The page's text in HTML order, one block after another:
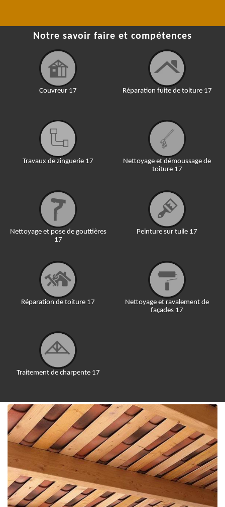
Notre savoir faire et compétences
Couvreur 17
Travaux de zinguerie 17
Nettoyage et pose de gouttières
17
Réparation de toiture 17
Traitement de charpente 17
Réparation fuite de toiture 17
Nettoyage et démoussage de
toiture 17
Peinture sur tuile 17
Nettoyage et ravalement de
façades 17